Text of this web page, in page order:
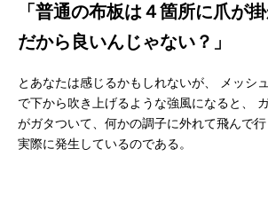
「普通の布板は４箇所に爪が
だから良いんじゃない？」
とあなたは感じるかもしれないが、
メッシ
で下から吹き上げるような強風になると、
がガタついて、何かの調子に外れて飛んで行
実際に発生しているのである。